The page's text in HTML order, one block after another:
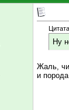
Ну
Жаль,
и